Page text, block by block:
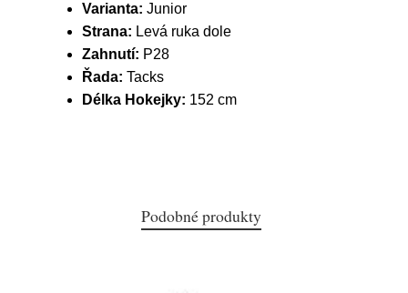
Varianta: Junior
Strana: Levá ruka dole
Zahnutí: P28
Řada: Tacks
Délka Hokejky: 152 cm
Podobné produkty